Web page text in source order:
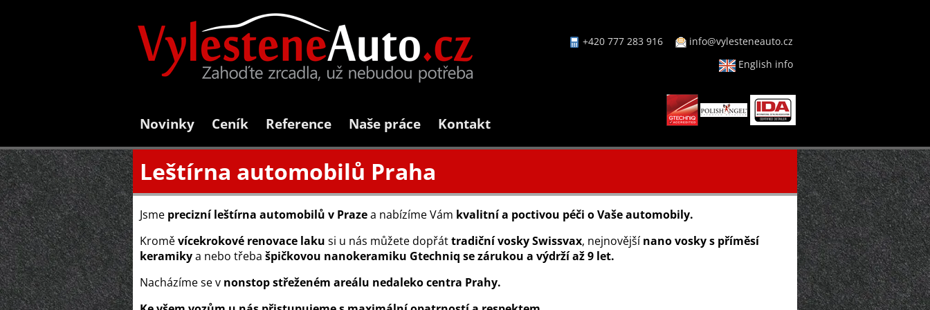
+420 777 283 916
info@vylesteneauto.cz
English info
Novinky Ceník Reference Naše práce Kontakt
Leštírna automobilů Praha
Jsme precizní leštírna automobilů v Prazea nabízíme Vám kvalitní a poctivou péči o Vaše automobily.
Kroměvícekrokové renovace laku si u nás můžete dopřáttradiční vosky Swissvax, nejnovějšínano vosky s příměsí
keramikya nebo třeba špičkovou nanokeramiku Gtechniq se zárukou a výdrží až 9 let.
Nacházíme se v nonstop střeženém areálu nedaleko centra Prahy.